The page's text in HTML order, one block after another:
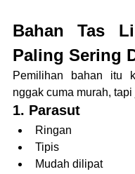
Bahan Tas
Paling Sering
Pemilihan bahan itu
nggak cuma murah,
1. Parasut
Ringan
Tipis
Mudah dilipat